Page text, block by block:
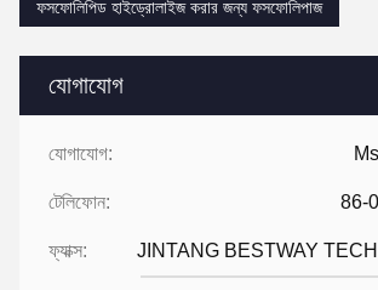
যোগাযোগ
যোগাযোগ:
টেলিফোন: 86-
ফ্যাক্স: JINTANG BESTWAY
ফসফোলিপিড হাইড্রোলাইজ করার জন্য ফসফোলিপাজ